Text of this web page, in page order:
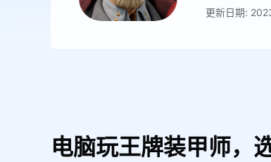
更新日期:
电脑玩王牌装甲师，